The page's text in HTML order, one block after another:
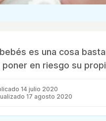
es una cosa
en riesgo su
14 julio 2020
17 agosto 2020